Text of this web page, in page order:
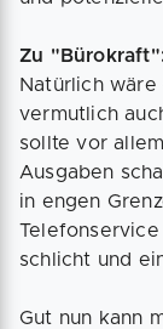
Zu
Natürlich
vermutlich
sollte vor
Ausgaben
in engen
schlicht und
Gut nun kann